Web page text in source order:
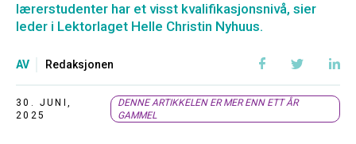
lærerstudenter har et visst kvalifikasjonsnivå, sier
leder i Lektorlaget Helle Christin Nyhuus.
AV Redaksjonen
30. JUNI,
2025
DENNE ARTIKKELEN ER MER ENN ETT ÅR
GAMMEL